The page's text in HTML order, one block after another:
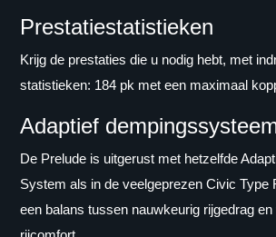
Prestatiestatistieken
Krijg de prestaties die u nodig hebt, met
statistieken: 184 pk met een maximaal
Adaptief
De Prelude is uitgerust met hetzelfde
System als in de veelgeprezen Civic Type
een balans tussen nauwkeurig rijgedrag en